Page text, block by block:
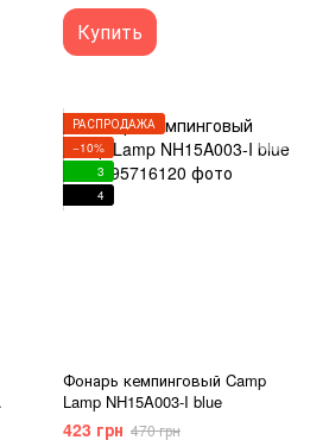
Купить
РАСПРОДАЖА
−10%
3
4
Фонарь кемпинговый Camp
Lamp NH15A003-I blue
423 грн 470 грн